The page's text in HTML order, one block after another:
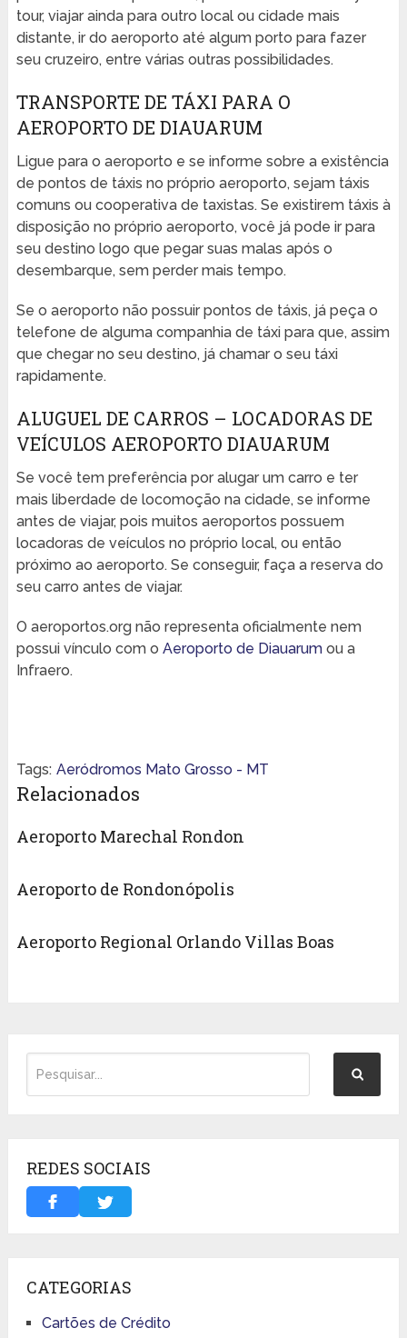
tour, viajar ainda para outro local ou cidade mais
distante, ir do aeroporto até algum porto para fazer
seu cruzeiro, entre várias outras possibilidades.
TRANSPORTE DE TÁXI PARA O
AEROPORTO DE DIAUARUM
Ligue para o aeroporto e se informe sobre a existência
de pontos de táxis no próprio aeroporto, sejam táxis
comuns ou cooperativa de taxistas. Se existirem táxis à
disposição no próprio aeroporto, você já pode ir para
seu destino logo que pegar suas malas após o
desembarque, sem perder mais tempo.
Se o aeroporto não possuir pontos de táxis, já peça o
telefone de alguma companhia de táxi para que, assim
que chegar no seu destino, já chamar o seu táxi
rapidamente.
ALUGUEL DE CARROS – LOCADORAS DE
VEÍCULOS AEROPORTO DIAUARUM
Se você tem preferência por alugar um carro e ter
mais liberdade de locomoção na cidade, se informe
antes de viajar, pois muitos aeroportos possuem
locadoras de veículos no próprio local, ou então
próximo ao aeroporto. Se conseguir, faça a reserva do
seu carro antes de viajar.
O aeroportos.org não representa oficialmente nem
possui vínculo com o Aeroporto de Diauarumou a
Infraero.
Tags: Aeródromos Mato Grosso - MT
Relacionados
Aeroporto Marechal Rondon
Aeroporto de Rondonópolis
Aeroporto Regional Orlando Villas Boas
REDES SOCIAIS
CATEGORIAS
Cartões de Crédito